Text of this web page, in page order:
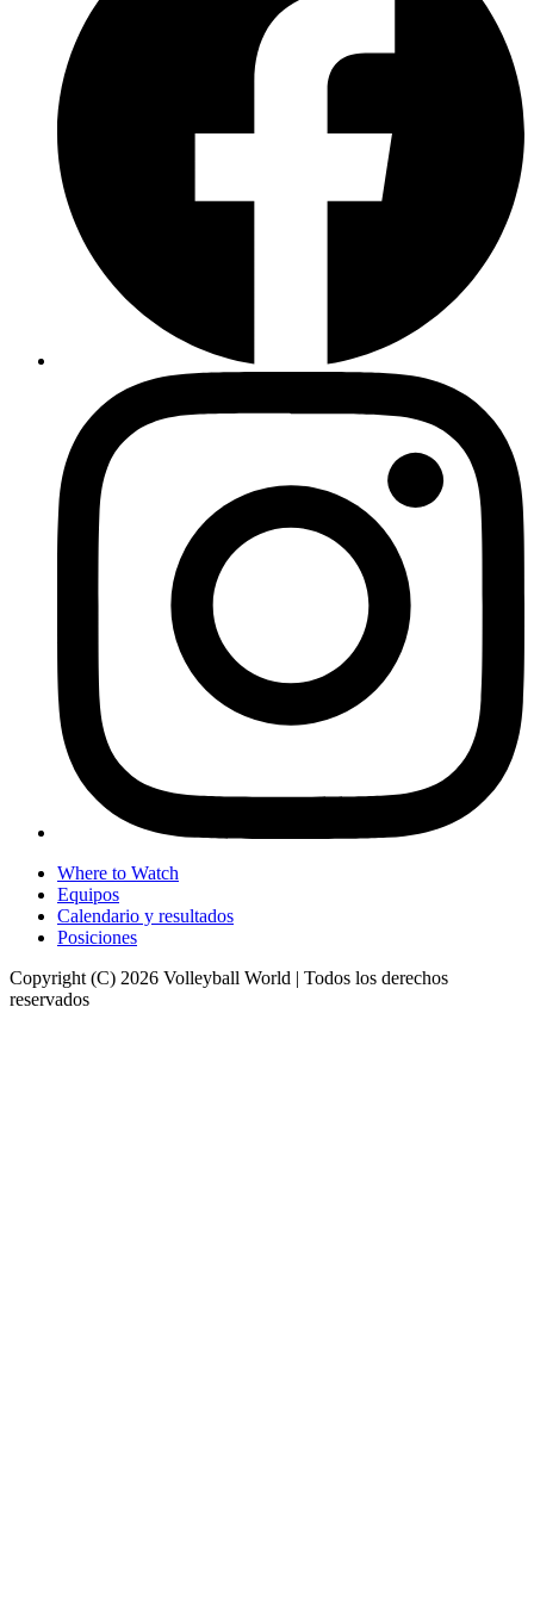
Where to Watch
Equipos
Calendario y resultados
Posiciones
Copyright (C) 2026 Volleyball World | Todos los derechos
reservados